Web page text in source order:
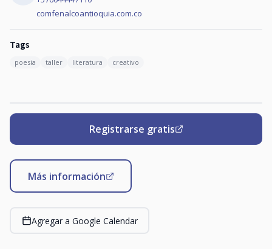
comfenalcoantioquia.com.co
Tags
poesia taller literatura creativo
Registrarse gratis
Más información
Agregar a Google Calendar